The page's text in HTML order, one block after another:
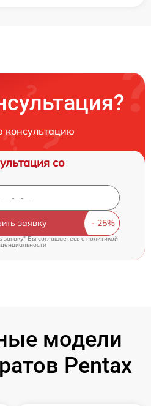
консультацию
со
заявку
заявку" Вы соглашаетесь cполитикой
модели
Pentax